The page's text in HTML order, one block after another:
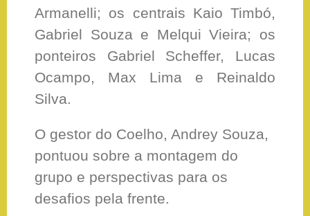
Armanelli; os centrais Kaio Timbó,
Gabriel Souza e Melqui Vieira; os
ponteiros Gabriel Scheffer, Lucas
Ocampo, Max Lima e Reinaldo
Silva.
O gestor do Coelho, Andrey Souza,
pontuou sobre a montagem do
grupo e perspectivas para os
desafios pela frente.